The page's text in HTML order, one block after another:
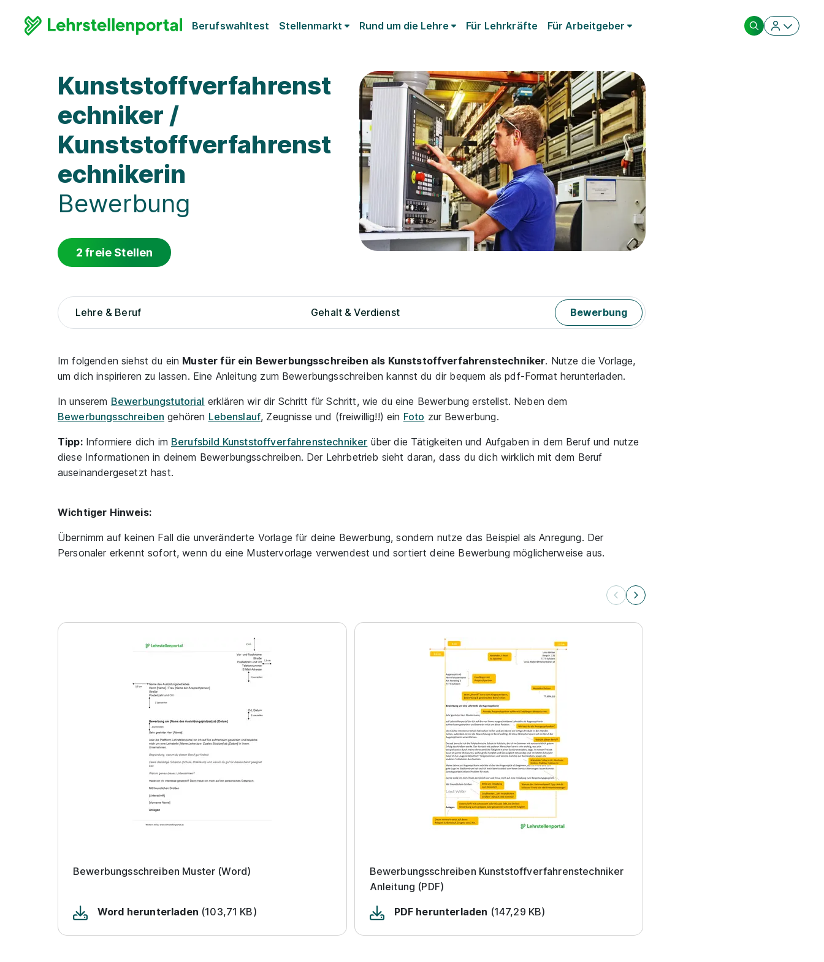
Berufswahltest Stellenmarkt Rund um die Lehre Für Lehrkräfte Für Arbeitgeber
Kunststoffverfahrenst
echniker /
Kunststoffverfahrenst
echnikerin
Bewerbung
2 freie Stellen
Lehre & Beruf Gehalt & Verdienst Bewerbung
Im folgenden siehst du ein Muster für ein Bewerbungsschreiben als Kunststoffverfahrenstechniker. Nutze die Vorlage,
um dich inspirieren zu lassen. Eine Anleitung zum Bewerbungsschreiben kannst du dir bequem als pdf-Format herunterladen.
In unserem Bewerbungstutorial erklären wir dir Schritt für Schritt, wie du eine Bewerbung erstellst. Neben dem
Bewerbungsschreiben gehören Lebenslauf, Zeugnisse und (freiwillig!!) ein Foto zur Bewerbung.
Tipp:Informiere dich im Berufsbild Kunststoffverfahrenstechniker über die Tätigkeiten und Aufgaben in dem Beruf und nutze
diese Informationen in deinem Bewerbungsschreiben. Der Lehrbetrieb sieht daran, dass du dich wirklich mit dem Beruf
auseinandergesetzt hast.
Wichtiger Hinweis:
Übernimm auf keinen Fall die unveränderte Vorlage für deine Bewerbung, sondern nutze das Beispiel als Anregung. Der
Personaler erkennt sofort, wenn du eine Mustervorlage verwendest und sortiert deine Bewerbung möglicherweise aus.
Bewerbungsschreiben Muster (Word)
Word herunterladen (103,71 KB)
Bewerbungsschreiben Kunststoffverfahrenstechniker
Anleitung (PDF)
PDF herunterladen (147,29 KB)